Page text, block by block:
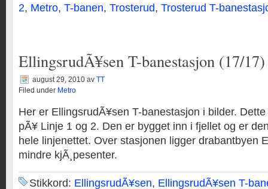
2, Metro, T-banen, Trosterud, Trosterud T-
EllingsrudÃ¥sen T-banestasjon (17/17)
august 29, 2010 av TT
Filed under Metro
Her er EllingsrudÃ¥sen T-banestasjon i bilder.
pÃ¥ Linje 1 og 2. Den er bygget inn i fjellet og er
hele linjenettet. Over stasjonen ligger drabantbyen
mindre kjÃ¸pesenter.
Stikkord: EllingsrudÃ¥sen, EllingsrudÃ¥sen T-